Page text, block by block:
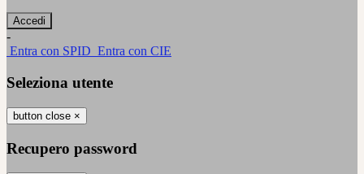
-
Entra con SPID Entra con CIE
Seleziona utente
button close ×
Recupero password